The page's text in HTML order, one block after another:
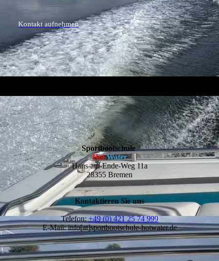
Kontakt aufnehmen
Sportbootschule
Hot Water
Hans-am-Ende-Weg 11a
28355 Bremen
Kontaktieren Sie uns
Telefon:+49 (0) 421 25 74 999
E-Mail: info[at]sportbootschule-hotwater.de